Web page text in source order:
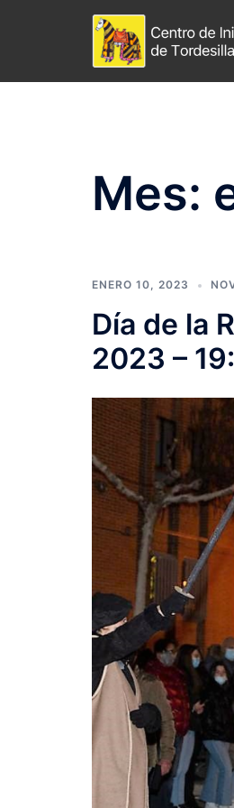
Mes:
ENERO 10, 2023
Día de la
2023 –